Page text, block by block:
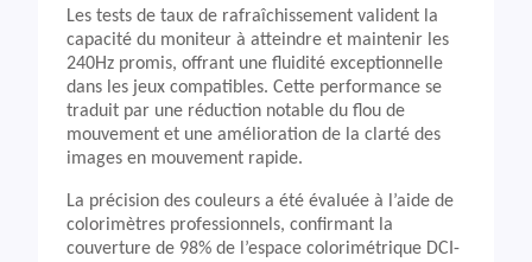
Les tests de taux de rafraîchissement valident la
capacité du moniteur à atteindre et maintenir les
240Hz promis, offrant une fluidité exceptionnelle
dans les jeux compatibles. Cette performance se
traduit par une réduction notable du flou de
mouvement et une amélioration de la clarté des
images en mouvement rapide.
La précision des couleurs a été évaluée à l’aide de
colorimètres professionnels, confirmant la
couverture de 98% de l’espace colorimétrique DCI-